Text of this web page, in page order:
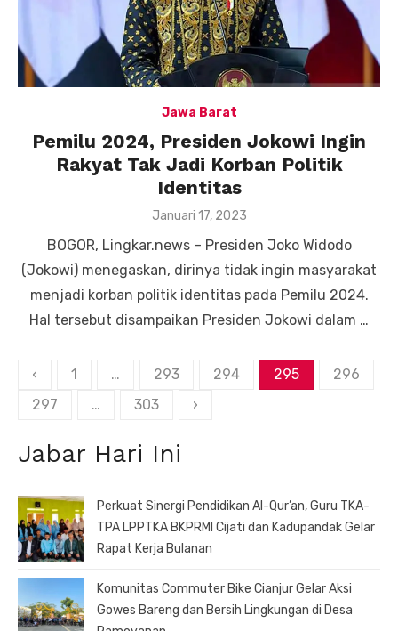
Jawa Barat
Pemilu 2024, Presiden Jokowi Ingin
Rakyat Tak Jadi Korban Politik
Identitas
Posted
Januari 17, 2023
BOGOR, Lingkar.news – Presiden Joko Widodo
(Jokowi) menegaskan, dirinya tidak ingin masyarakat
menjadi korban politik identitas pada Pemilu 2024.
Hal tersebut disampaikan Presiden Jokowi dalam …
Paginasi
pos
‹ 1 … 293 294 295
296
297
… 303 ›
Jabar Hari Ini
Perkuat Sinergi Pendidikan Al-Qur’an, Guru TKA-
TPA LPPTKA BKPRMI Cijati dan Kadupandak Gelar
Rapat Kerja Bulanan
Komunitas Commuter Bike Cianjur Gelar Aksi
Gowes Bareng dan Bersih Lingkungan di Desa